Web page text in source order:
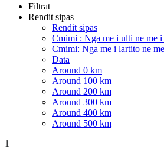
Filtrat
Rendit sipas
Rendit sipas
Cmimi : Nga me i ulti ne me i
Cmimi: Nga me i lartito ne
Data
Around 0 km
Around 100 km
Around 200 km
Around 300 km
Around 400 km
Around 500 km
1